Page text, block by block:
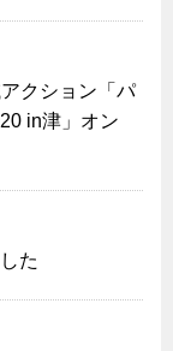
クション「パ
in津」オン
た